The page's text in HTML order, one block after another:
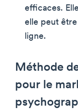
efficaces.
elle peut
ligne.
Méthode
pour le